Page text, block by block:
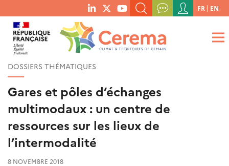
menu
social
links
RECHERCHER UN MOT-CLÉ, UNE PUBLICATION, ETC.
QUE RECHERCHEZ-VOUS ?
Menu
du
compte
de
FR EN
DOSSIERS THÉMATIQUES
Gares et pôles d’échanges
multimodaux : un centre de
ressources sur les lieux de
l’intermodalité
8 NOVEMBRE 2018